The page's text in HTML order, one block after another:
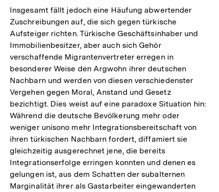
Insgesamt fällt jedoch eine Häufung abwertender
Zuschreibungen auf, die sich gegen türkische
Aufsteiger richten. Türkische Geschäftsinhaber und
Immobilienbesitzer, aber auch sich Gehör
verschaffende Migrantenvertreter erregen in
besonderer Weise den Argwohn ihrer deutschen
Nachbarn und werden von diesen verschiedenster
Vergehen gegen Moral, Anstand und Gesetz
bezichtigt. Dies weist auf eine paradoxe Situation hin:
Während die deutsche Bevölkerung mehr oder
weniger unisono mehr Integrationsbereitschaft von
ihren türkischen Nachbarn fordert, diffamiert sie
gleichzeitig ausgerechnet jene, die bereits
Integrationserfolge erringen konnten und denen es
gelungen ist, aus dem Schatten der subalternen
Marginalität ihrer als Gastarbeiter eingewanderten